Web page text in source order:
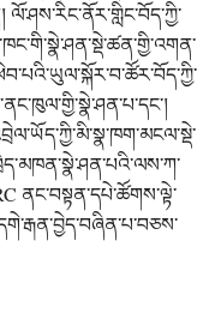
ནང་བསྟན་དཔེ་ཚོགས་ལྟེ་